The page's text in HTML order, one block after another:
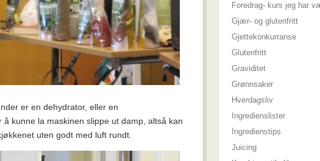
er en dehydrator, eller en
kunne la maskinen slippe ut damp, altså kan
uten godt med luft rundt.
Foredrag- kurs jeg har
Gjær- og glutenfritt
Gjettekonkurranse
Glutenfritt
Graviditet
Grønnsaker
Hverdagsliv
Ingredienslister
Ingredienstips
Juicing